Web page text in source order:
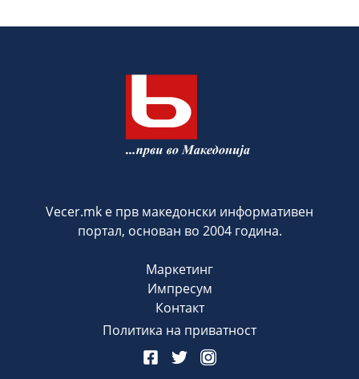
Vecer.mk е прв македонски информативен
портал, основан во 2004 година.
Маркетинг
Импресум
Контакт
Политика на приватност